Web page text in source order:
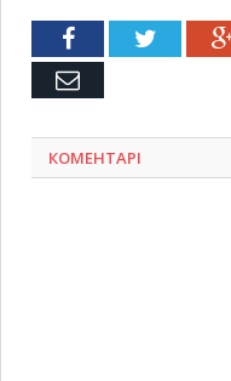
FacebookTwitter
Емейл
КОМЕНТАРІ